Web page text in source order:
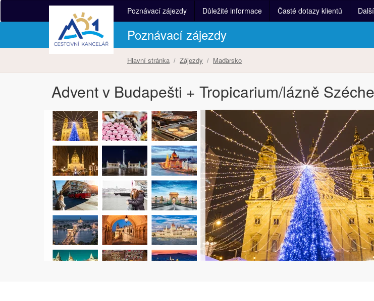
Poznávací zájezdy Důležité informace Časté dotazy klientů
Poznávací zájezdy
Hlavní stránka Zájezdy Maďarsko
Advent v Budapešti + Tropicarium/lázně